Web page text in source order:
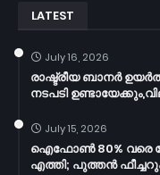
LATEST
July 16, 2026
രാഷ്ട്രീയ ബാനർ
നടപടി
July 15, 2026
ഐഫോൺ 80% വരെ
എത്തി; പുത്തൻ